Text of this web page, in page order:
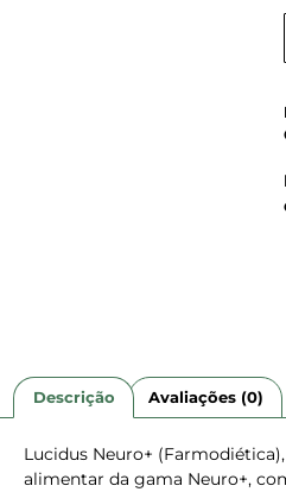
Descrição Avaliações (0)
Lucidus Neuro+
alimentar da gama Neuro+,